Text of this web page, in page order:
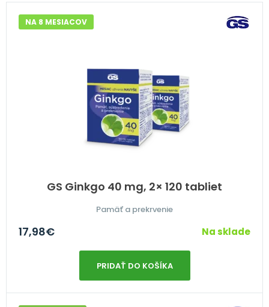
GS Ginkgo 40 mg, 2× 120 tabliet
NA 8 MESIACOV
Pamäť a prekrvenie
17,98€ Na sklade
PRIDAŤ DO KOŠÍKA